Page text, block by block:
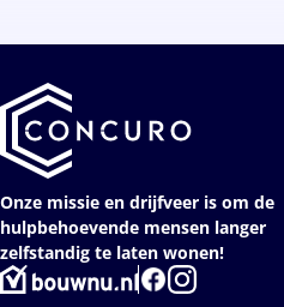
Onze missie en drijfveer is om de
hulpbehoevende mensen langer
zelfstandig te laten wonen!